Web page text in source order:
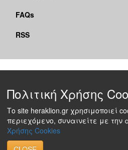
FAQs
RSS
Πολιτική Χρήσης
Το site heraklion.gr χρησιμοποιεί
περιεχόμενο, συναινείτε με την
Χρήσης Cookies